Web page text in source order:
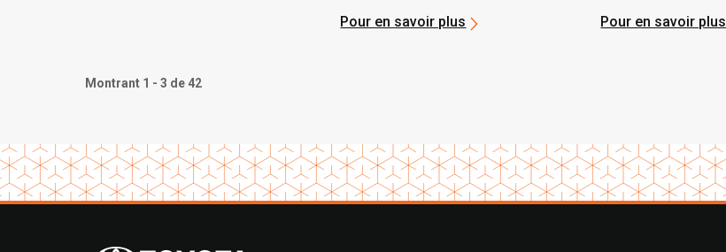
Pour en savoir plus Pour en savoir plus
Montrant 1 - 3 de 42